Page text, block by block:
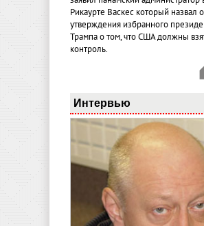
Рикаурте Васкес который назвал
утверждения избранного
Трампа о том, что США должны
контроль.
Интервью